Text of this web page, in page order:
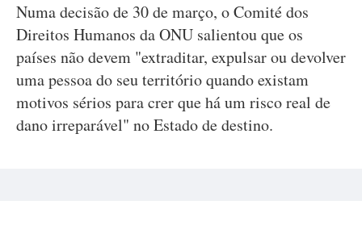
Numa decisão de 30 de março, o Comité dos
Direitos Humanos da ONU salientou que os
países não devem "extraditar, expulsar ou devolver
uma pessoa do seu território quando existam
motivos sérios para crer que há um risco real de
dano irreparável" no Estado de destino.